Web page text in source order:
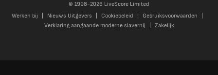
© 1998-2026 LiveScore Limited
Werken bij
Nieuws Uitgevers Cookiebeleid
Gebruiksvoorwaarden
Verklaring aangaande moderne slavernij
Zakelijk